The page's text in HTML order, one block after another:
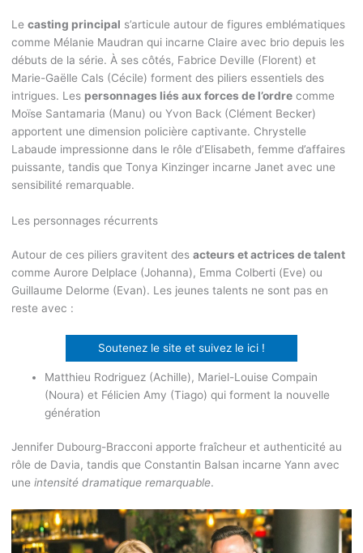
Le casting principal s’articule autour de figures emblématiques
comme Mélanie Maudran qui incarne Claire avec brio depuis les
débuts de la série. À ses côtés, Fabrice Deville (Florent) et
Marie-Gaëlle Cals (Cécile) forment des piliers essentiels des
intrigues. Les personnages liés aux forces de l’ordrecomme
Moïse Santamaria (Manu) ou Yvon Back (Clément Becker)
apportent une dimension policière captivante. Chrystelle
Labaude impressionne dans le rôle d’Elisabeth, femme d’affaires
puissante, tandis que Tonya Kinzinger incarne Janet avec une
sensibilité remarquable.
Les personnages récurrents
Autour de ces piliers gravitent des acteurs et actrices de talent
comme Aurore Delplace (Johanna), Emma Colberti (Eve) ou
Guillaume Delorme (Evan). Les jeunes talents ne sont pas en
reste avec :
Soutenez le site et suivez le ici !
Matthieu Rodriguez (Achille), Mariel-Louise Compain
(Noura) et Félicien Amy (Tiago) qui forment la nouvelle
génération
Jennifer Dubourg-Bracconi apporte fraîcheur et authenticité au
rôle de Davia, tandis que Constantin Balsan incarne Yann avec
une intensité dramatique remarquable.